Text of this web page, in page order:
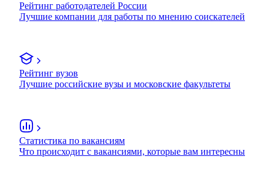
Рейтинг работодателей России
Лучшие компании для работы по мнению соискателей
Рейтинг вузов
Лучшие российские вузы и московские факультеты
Статистика по вакансиям
Что происходит с вакансиями, которые вам интересны